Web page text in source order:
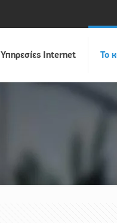
Υπηρεσίες Internet Το